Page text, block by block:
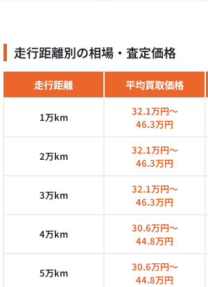
走行距離別の相場・査定価格
走行距離 平均買取価格
1万km
32.1万円～
46.3万円
2万km
32.1万円～
46.3万円
3万km
32.1万円～
46.3万円
4万km
30.6万円～
44.8万円
5万km
30.6万円～
44.8万円